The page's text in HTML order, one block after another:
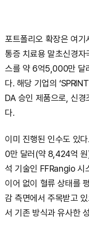
포트폴리오 확장은 여기
통증 치료용 말초신경자
스를 약 6억5,000만 달
다. 해당 기업의
DA 승인 제품으로, 신
다.
이미 진행된 인수도 있
0만 달러(약 8,424억 원
석 기술인 FFRangio 시
이어 없이 혈류 상태를
감 측면에서 주목받고
서 기존 방식과 유사한